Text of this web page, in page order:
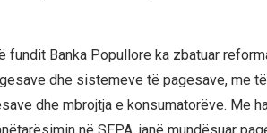
fundit Banka Popullore ka zbatuar
dhe sistemeve të pagesave, me
dhe mbrojtja e konsumatorëve. Me